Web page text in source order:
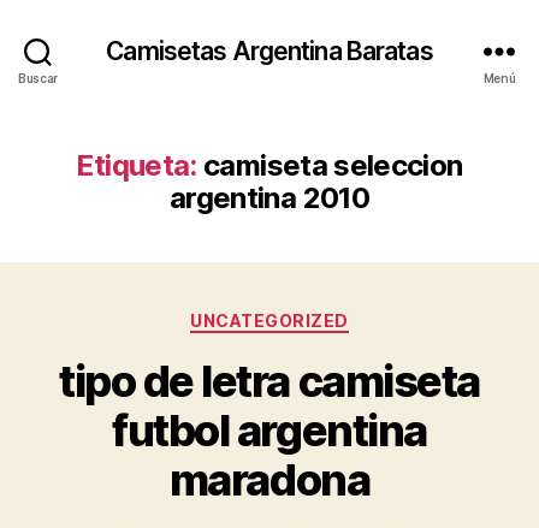
Buscar
Camisetas Argentina Baratas
Menú
Etiqueta: camiseta seleccion
argentina 2010
Categorías
UNCATEGORIZED
tipo de letra camiseta
futbol argentina
maradona